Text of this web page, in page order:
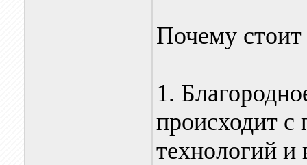
Почему
1.
происходит
технологий и